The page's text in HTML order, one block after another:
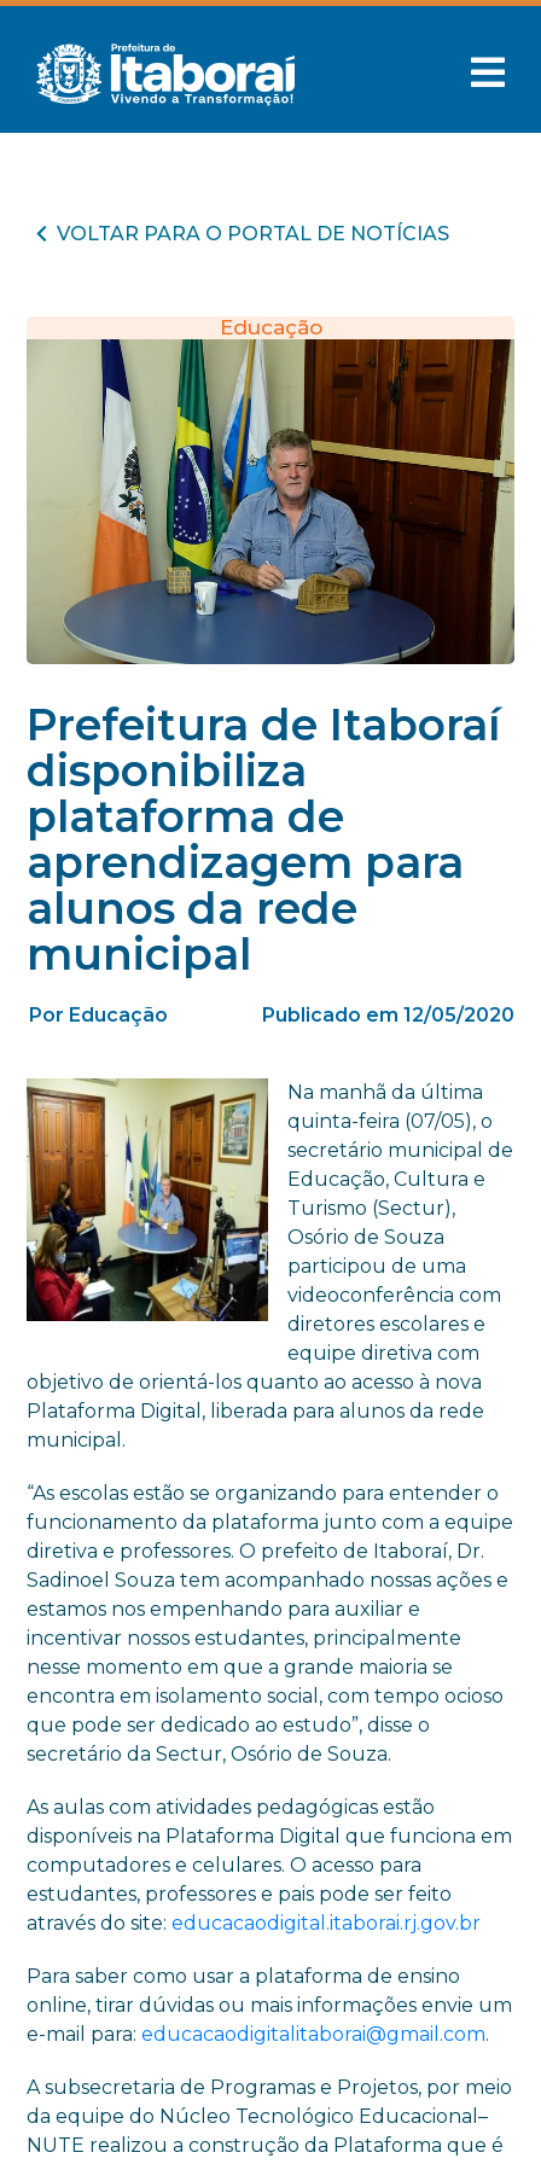
VOLTAR PARA O PORTAL DE NOTÍCIAS
Educação
Prefeitura de Itaboraí
disponibiliza
plataforma de
aprendizagem para
alunos da rede
municipal
Por Educação Publicado em 12/05/2020
Na manhã da última
quinta-feira (07/05), o
secretário municipal de
Educação, Cultura e
Turismo (Sectur),
Osório de Souza
participou de uma
videoconferência com
diretores escolares e
equipe diretiva com
objetivo de orientá-los quanto ao acesso à nova
Plataforma Digital, liberada para alunos da rede
municipal.
“As escolas estão se organizando para entender o
funcionamento da plataforma junto com a equipe
diretiva e professores. O prefeito de Itaboraí, Dr.
Sadinoel Souza tem acompanhado nossas ações e
estamos nos empenhando para auxiliar e
incentivar nossos estudantes, principalmente
nesse momento em que a grande maioria se
encontra em isolamento social, com tempo ocioso
que pode ser dedicado ao estudo”, disse o
secretário da Sectur, Osório de Souza.
As aulas com atividades pedagógicas estão
disponíveis na Plataforma Digital que funciona em
computadores e celulares. O acesso para
estudantes, professores e pais pode ser feito
através do site:educacaodigital.itaborai.rj.gov.br
Para saber como usar a plataforma de ensino
online, tirar dúvidas ou mais informações envie um
e-mail para:educacaodigitalitaborai@gmail.com.
A subsecretaria de Programas e Projetos, por meio
da equipe do Núcleo Tecnológico Educacional–
NUTE realizou a construção da Plataforma que é